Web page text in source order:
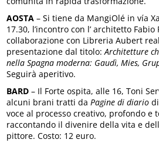
AOSTA – Si tiene da MangiOlé in vía
17.30, l’incontro con l’ architetto
collaborazione con Libreria Aubert
presentazione dal titolo:Architetture
nella Spagna moderna: Gaudì, Mies,
Seguirà aperitivo.
BARD – Il Forte ospita, alle 16, Toni
alcuni brani tratti da Pagine di diario
voce al processo creativo, profondo e
raccontando il divenire della vita e
pittore. Costo: 12 euro.